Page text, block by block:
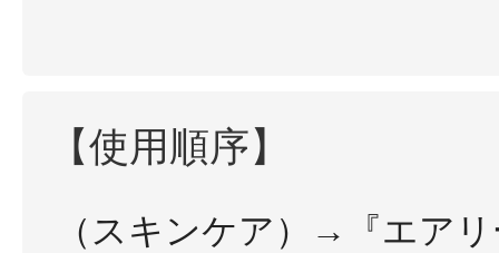
【使用順序】
（スキンケア）→『エア